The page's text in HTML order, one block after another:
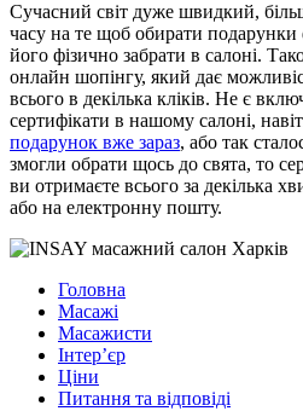
Сучасний світ дуже швидкий,
часу на те щоб обирати подарунки
його фізично забрати в салоні.
онлайн шопінгу, який дає
всього в декілька кліків. Не є
сертифікати в нашому салоні,
подарунок вже зараз, або так
змогли обрати щось до свята, то
ви отримаєте всього за декілька
або на електронну пошту.
Головна
Масажі
Масажисти
Інтер’єр
Ціни
Питання та відповіді